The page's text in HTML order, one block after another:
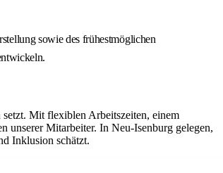
sowie des frühestmöglichen
Mit flexiblen Arbeitszeiten, einem
unserer Mitarbeiter. In Neu-Isenburg gelegen,
Inklusion schätzt.